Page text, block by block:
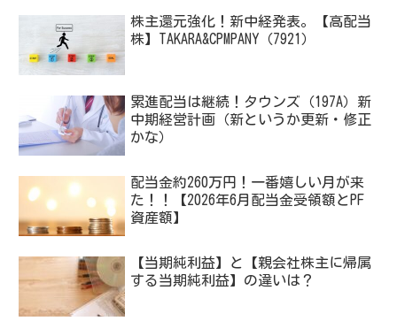
株主還元強化！新中経発表。【高配当
株】TAKARA&CPMPANY（7921）
累進配当は継続！タウンズ（197A）新
中期経営計画（新というか更新・修正
かな）
配当金約260万円！一番嬉しい月が来
た！！【2026年6月配当金受領額とPF
資産額】
【当期純利益】と【親会社株主に帰属
する当期純利益】の違いは？